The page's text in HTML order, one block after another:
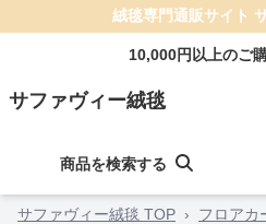
絨毯専門通販サイト
10,000円以上のご
サファヴィー絨毯
商品を検索する
サファヴィー絨毯 TOP › フロアカ